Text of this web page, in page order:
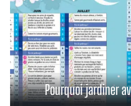
Pourquoi jardiner